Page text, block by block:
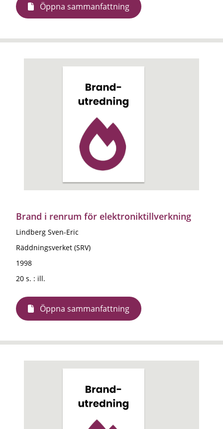
Öppna sammanfattning
Brand i renrum för elektroniktillverkning
Lindberg Sven-Eric
Räddningsverket (SRV)
1998
20 s. : ill.
Öppna sammanfattning